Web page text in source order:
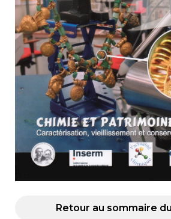
Retour au sommaire